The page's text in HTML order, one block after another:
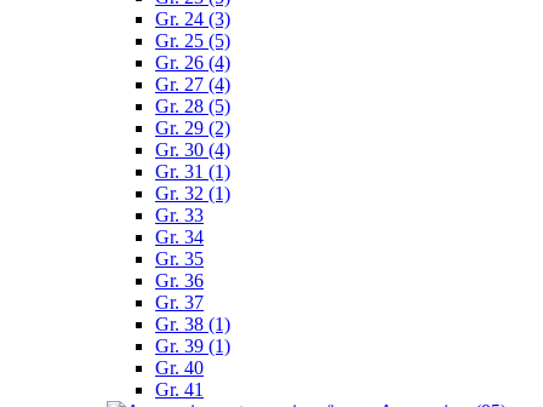
Gr. 24 (3)
Gr. 25 (5)
Gr. 26 (4)
Gr. 27 (4)
Gr. 28 (5)
Gr. 29 (2)
Gr. 30 (4)
Gr. 31 (1)
Gr. 32 (1)
Gr. 33
Gr. 34
Gr. 35
Gr. 36
Gr. 37
Gr. 38 (1)
Gr. 39 (1)
Gr. 40
Gr. 41